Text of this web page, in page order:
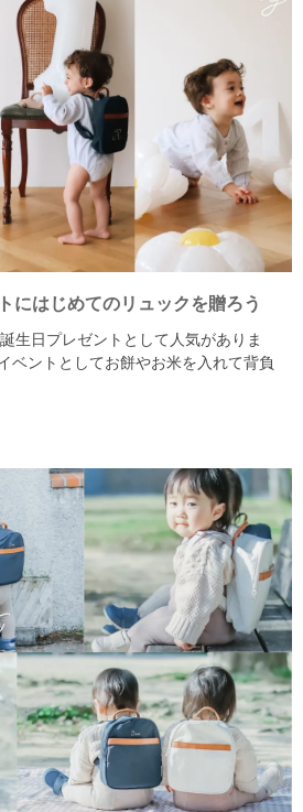
にはじめてのリュックを贈ろう
生日プレゼントとして人気がありま
ベントとしてお餅やお米を入れて背負